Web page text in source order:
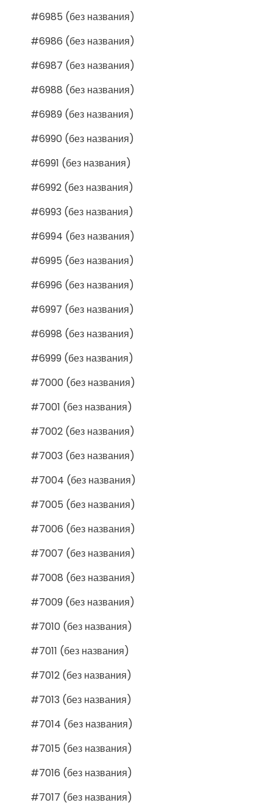
#6985 (без названия)
#6986 (без названия)
#6987 (без названия)
#6988 (без названия)
#6989 (без названия)
#6990 (без названия)
#6991 (без названия)
#6992 (без названия)
#6993 (без названия)
#6994 (без названия)
#6995 (без названия)
#6996 (без названия)
#6997 (без названия)
#6998 (без названия)
#6999 (без названия)
#7000 (без названия)
#7001 (без названия)
#7002 (без названия)
#7003 (без названия)
#7004 (без названия)
#7005 (без названия)
#7006 (без названия)
#7007 (без названия)
#7008 (без названия)
#7009 (без названия)
#7010 (без названия)
#7011 (без названия)
#7012 (без названия)
#7013 (без названия)
#7014 (без названия)
#7015 (без названия)
#7016 (без названия)
#7017 (без названия)